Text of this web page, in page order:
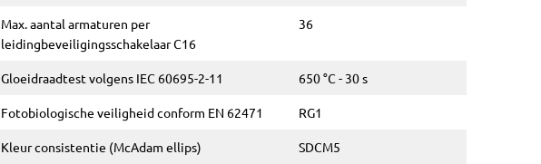
Max. aantal armaturen per
leidingbeveiligingsschakelaar C16
36
Gloeidraadtest volgens IEC 60695-2-11 650 °C - 30 s
Fotobiologische veiligheid conform EN 62471 RG1
Kleur consistentie (McAdam ellips) SDCM5